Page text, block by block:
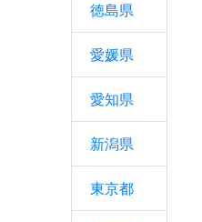
徳島県
愛媛県
愛知県
新潟県
東京都